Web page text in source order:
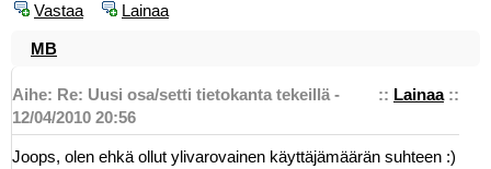
Vastaa Lainaa
MB
:: Lainaa::
Aihe: Re: Uusi osa/setti tietokanta tekeillä -
12/04/2010 20:56
Joops, olen ehkä ollut ylivarovainen käyttäjämäärän suhteen :)